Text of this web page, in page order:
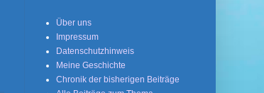
Über uns
Impressum
Datenschutzhinweis
Meine Geschichte
Chronik der bisherigen Beiträge